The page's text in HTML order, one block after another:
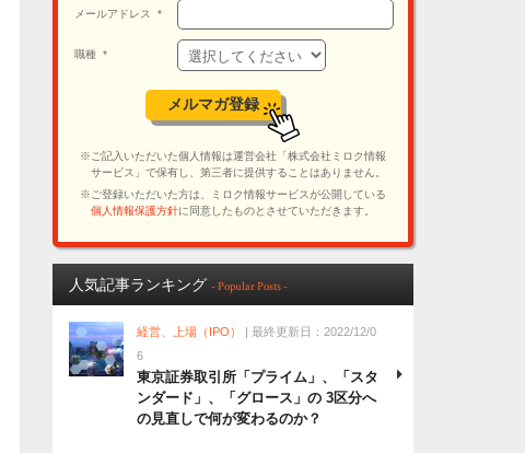
人気記事ランキング - Popular Posts -
経営、上場（IPO）
| 最終更新日：2022/12/0
6
東京証券取引所「プライム」、「スタ
ンダード」、「グロース」の 3区分へ
の見直しで何が変わるのか？